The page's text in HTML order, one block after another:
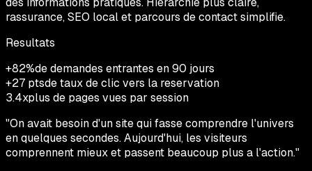
rassurance, SEO local et parcours de contact simplifie.
Resultats
+82%de demandes entrantes en 90 jours
+27 ptsde taux de clic vers la reservation
3.4xplus de pages vues par session
"On avait besoin d'un site qui fasse comprendre l'univers
en quelques secondes. Aujourd'hui, les visiteurs
comprennent mieux et passent beaucoup plus a l'action."